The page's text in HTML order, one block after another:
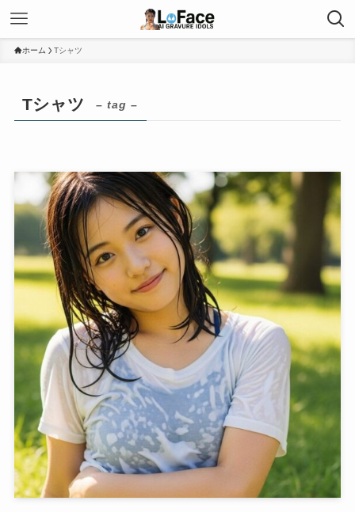
ホーム Tシャツ
Tシャツ – tag –